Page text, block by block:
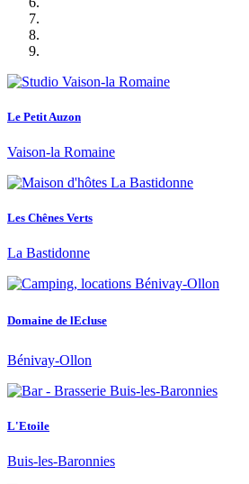
Le Petit Auzon
Vaison-la Romaine
Les Chênes Verts
La Bastidonne
Domaine de lEcluse
Bénivay-Ollon
L'Etoile
Buis-les-Baronnies